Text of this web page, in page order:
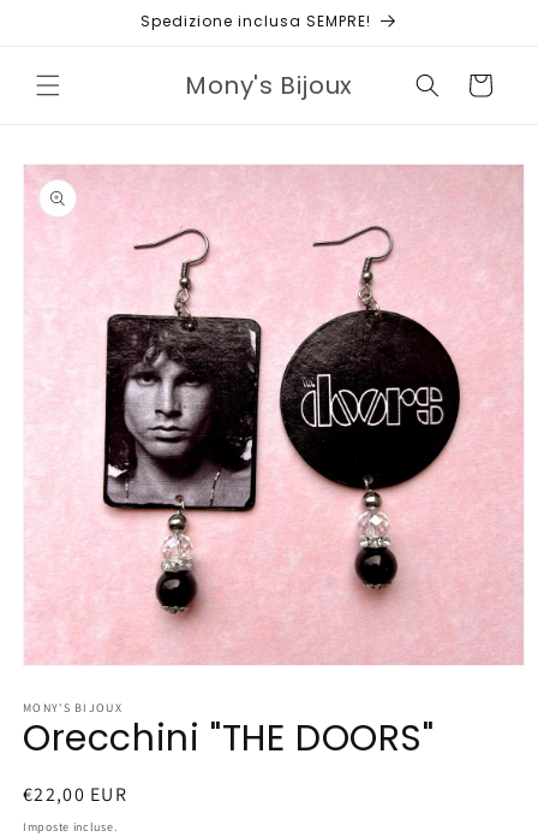
Spedizione inclusa SEMPRE!
Mony's Bijoux Carrello
Passa alle
informazioni
sul prodotto
multimediali
1
in
MONY'S BIJOUX
Orecchini "THE DOORS"
Prezzo
di
€22,00 EUR
Imposte incluse.